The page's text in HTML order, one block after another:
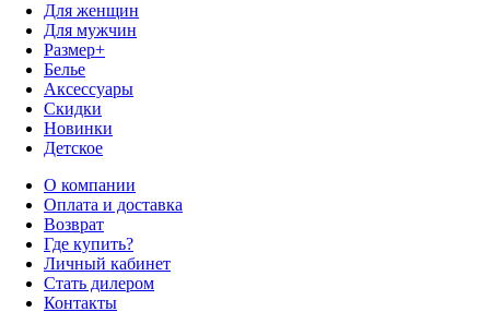
Для женщин
Для мужчин
Размер+
Белье
Аксессуары
Скидки
Новинки
Детское
О компании
Оплата и доставка
Возврат
Где купить?
Личный кабинет
Стать дилером
Контакты